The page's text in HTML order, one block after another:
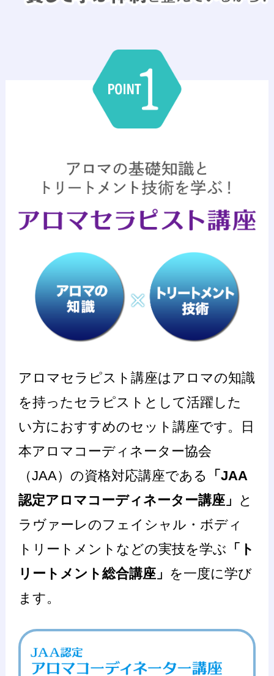
アロマセラピスト講座はアロマの知識
を持ったセラピストとして活躍した
い方におすすめのセット講座です。日
本アロマコーディネーター協会
（JAA）の資格対応講座である
「JAA
認定アロマコーディネーター講座」 と
ラヴァーレのフェイシャル・ボディ
トリートメントなどの実技を学ぶ 「ト
リートメント総合講座」 を一度に学び
ます。